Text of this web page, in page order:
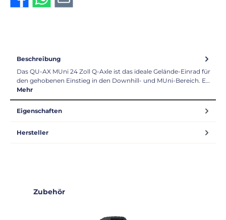
Beschreibung
Das QU-AX MUni 24 Zoll Q-Axle ist das ideale Gelände-Einrad für
den gehobenen Einstieg in den Downhill- und MUni-Bereich. E…
Mehr
Eigenschaften
Hersteller
Produktgalerie überspringen
Zubehör